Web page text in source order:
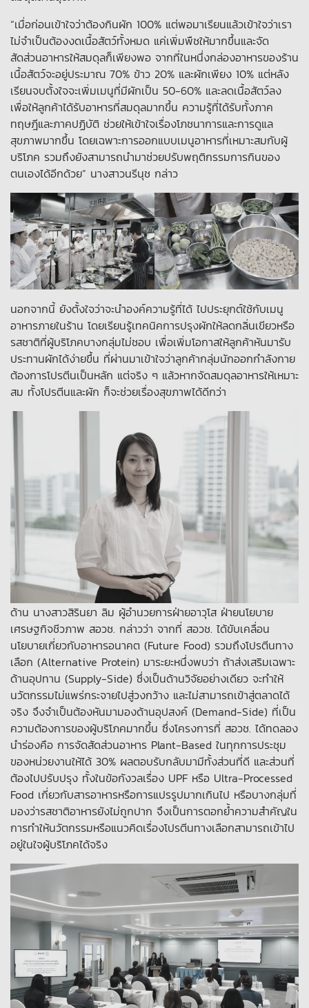
“เมื่อก่อนเข้าใจว่าต้องกินผัก 100% แต่พอมาเรียนแล้วเข้าใจว่าเรา
ไม่จำเป็นต้องงดเนื้อสัตว์ทั้งหมด แค่เพิ่มพืชให้มากขึ้นและจัด
สัดส่วนอาหารให้สมดุลก็เพียงพอ จากที่ในหนึ่งกล่องอาหารของร้าน
เนื้อสัตว์จะอยู่ประมาณ 70% ข้าว 20% และผักเพียง 10% แต่หลัง
เรียนจบตั้งใจจะเพิ่มเมนูที่มีผักเป็น 50-60% และลดเนื้อสัตว์ลง
เพื่อให้ลูกค้าได้รับอาหารที่สมดุลมากขึ้น ความรู้ที่ได้รับทั้งภาค
ทฤษฎีและภาคปฏิบัติ ช่วยให้เข้าใจเรื่องโภชนาการและการดูแล
สุขภาพมากขึ้น โดยเฉพาะการออกแบบเมนูอาหารที่เหมาะสมกับผู้
บริโภค รวมถึงยังสามารถนำมาช่วยปรับพฤติกรรมการกินของ
ตนเองได้อีกด้วย” นางสาวนรีนุช กล่าว
นอกจากนี้ ยังตั้งใจว่าจะนำองค์ความรู้ที่ได้ ไปประยุกต์ใช้กับเมนู
อาหารภายในร้าน โดยเรียนรู้เทคนิคการปรุงผักให้ลดกลิ่นเขียวหรือ
รสชาติที่ผู้บริโภคบางกลุ่มไม่ชอบ เพื่อเพิ่มโอกาสให้ลูกค้าหันมารับ
ประทานผักได้ง่ายขึ้น ที่ผ่านมาเข้าใจว่าลูกค้ากลุ่มนักออกกำลังกาย
ต้องการโปรตีนเป็นหลัก แต่จริง ๆ แล้วหากจัดสมดุลอาหารให้เหมาะ
สม ทั้งโปรตีนและผัก ก็จะช่วยเรื่องสุขภาพได้ดีกว่า
ด้าน นางสาวสิรินยา ลิม ผู้อำนวยการฝ่ายอาวุโส ฝ่ายนโยบาย
เศรษฐกิจชีวภาพ สอวช. กล่าวว่า จากที่ สอวช. ได้ขับเคลื่อน
นโยบายเกี่ยวกับอาหารอนาคต (Future Food) รวมถึงโปรตีนทาง
เลือก (Alternative Protein) มาระยะหนึ่งพบว่า ถ้าส่งเสริมเฉพาะ
ด้านอุปทาน (Supply-Side) ซึ่งเป็นด้านวิจัยอย่างเดียว จะทำให้
นวัตกรรมไม่แพร่กระจายไปสู่วงกว้าง และไม่สามารถเข้าสู่ตลาดได้
จริง จึงจำเป็นต้องหันมามองด้านอุปสงค์ (Demand-Side) ที่เป็น
ความต้องการของผู้บริโภคมากขึ้น ซึ่งโครงการที่ สอวช. ได้ทดลอง
นำร่องคือ การจัดสัดส่วนอาหาร Plant-Based ในทุกการประชุม
ของหน่วยงานให้ได้ 30% ผลตอบรับกลับมามีทั้งส่วนที่ดี และส่วนที่
ต้องไปปรับปรุง ทั้งในข้อกังวลเรื่อง UPF หรือ Ultra-Processed
Food เกี่ยวกับสารอาหารหรือการแปรรูปมากเกินไป หรือบางกลุ่มที่
มองว่ารสชาติอาหารยังไม่ถูกปาก จึงเป็นการตอกย้ำความสำคัญใน
การทำให้นวัตกรรมหรือแนวคิดเรื่องโปรตีนทางเลือกสามารถเข้าไป
อยู่ในใจผู้บริโภคได้จริง